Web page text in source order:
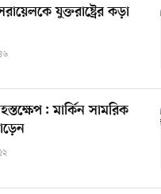
যুক্তরাষ্ট্রের কড়া
হস্তক্ষেপ: মার্কিন সামরিক